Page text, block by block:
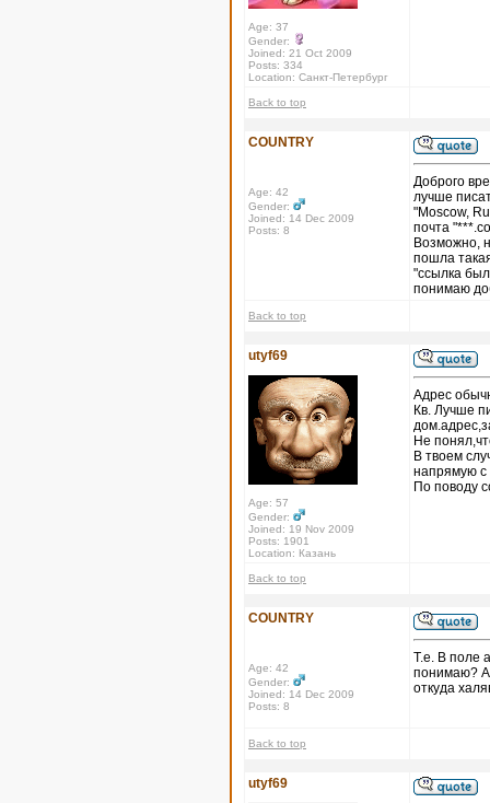
Age: 37
Gender:
Joined: 21 Oct 2009
Posts: 334
Location: Санкт-Петербург
Back to top
COUNTRY
Age: 42
Gender:
Joined: 14 Dec 2009
Posts: 8
Доброго
лучше
"Moscow,
почта
Возможно,
пошла
"ссылка
понимаю
Back to top
utyf69
Age: 57
Gender:
Joined: 19 Nov 2009
Posts: 1901
Location: Казань
Адрес
Кв. Лучше
Не
В твоем
напрямую
По поводу
Back to top
COUNTRY
Age: 42
Gender:
Joined: 14 Dec 2009
Posts: 8
Т.е. В поле
понимаю? А
откуда
Back to top
utyf69